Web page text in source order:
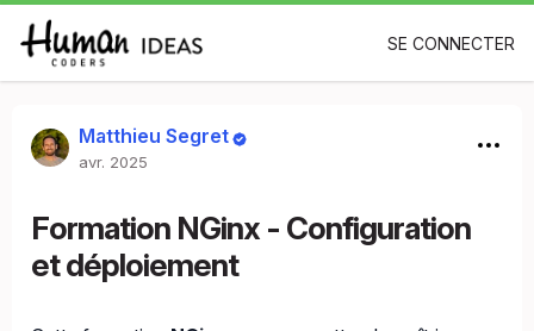
SE CONNECTER
Matthieu Segret
avr. 2025
Formation NGinx - Configuration
et déploiement